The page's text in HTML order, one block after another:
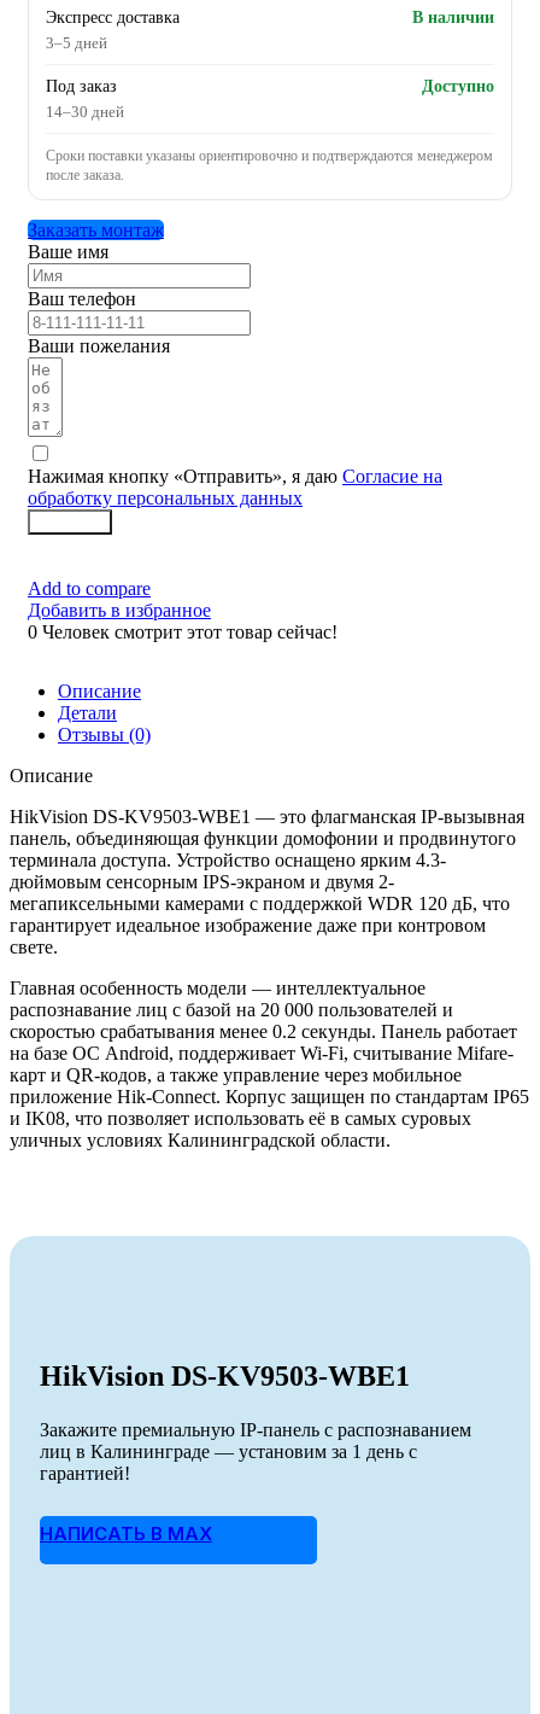
Экспресс доставка
В наличии
3–5 дней
Под заказ
Доступно
14–30 дней
Сроки поставки указаны ориентировочно и подтверждаются менеджером
после заказа.
Заказать монтаж
Ваше имя
Ваш телефон
Ваши пожелания
Нажимая кнопку «Отправить», я даю Согласие на
обработку персональных данных
Add to compare
Добавить в избранное
0 Человек смотрит этот товар сейчас!
Описание
Детали
Отзывы (0)
Описание
HikVision DS-KV9503-WBE1 — это флагманская IP-вызывная
панель, объединяющая функции домофонии и продвинутого
терминала доступа. Устройство оснащено ярким 4.3-
дюймовым сенсорным IPS-экраном и двумя 2-
мегапиксельными камерами с поддержкой WDR 120 дБ, что
гарантирует идеальное изображение даже при контровом
свете.
Главная особенность модели — интеллектуальное
распознавание лиц с базой на 20 000 пользователей и
скоростью срабатывания менее 0.2 секунды. Панель работает
на базе ОС Android, поддерживает Wi-Fi, считывание Mifare-
карт и QR-кодов, а также управление через мобильное
приложение Hik-Connect. Корпус защищен по стандартам IP65
и IK08, что позволяет использовать её в самых суровых
уличных условиях Калининградской области.
HikVision DS-KV9503-WBE1
Закажите премиальную IP-панель с распознаванием
лиц в Калининграде — установим за 1 день с
гарантией!
НАПИСАТЬ В MAX